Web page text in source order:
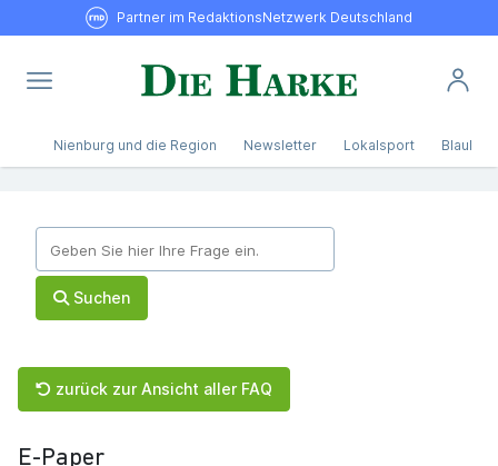
Partner im RedaktionsNetzwerk Deutschland
Nienburg und die Region Newsletter Lokalsport Blaulicht
Suchen
zurück zur Ansicht aller FAQ
E-Paper